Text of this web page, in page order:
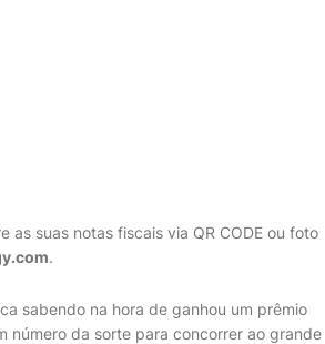
suas notas fiscais via QR CODE ou foto
.
sabendo na hora de ganhou um prêmio
número da sorte para concorrer ao grande